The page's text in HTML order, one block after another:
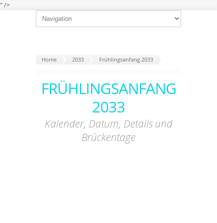
" />
Home 2033 Frühlingsanfang 2033
FRÜHLINGSANFANG
2033
Kalender, Datum, Details und
Brückentage